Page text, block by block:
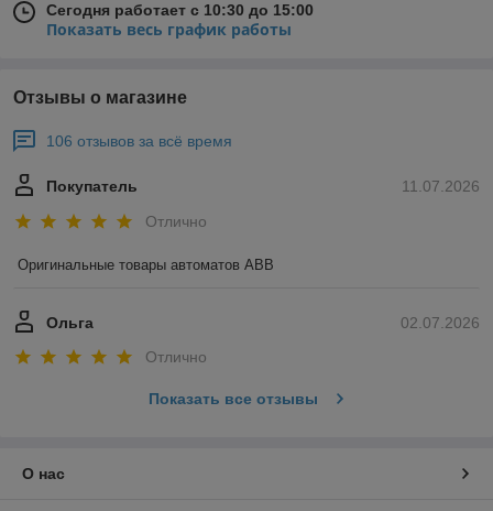
Сегодня работает с 10:30 до 15:00
Показать весь график работы
Отзывы о магазине
106 отзывов за всё время
11.07.2026
Покупатель
Отлично
Оригинальные товары автоматов ABB
02.07.2026
Ольга
Отлично
Показать все отзывы
О нас